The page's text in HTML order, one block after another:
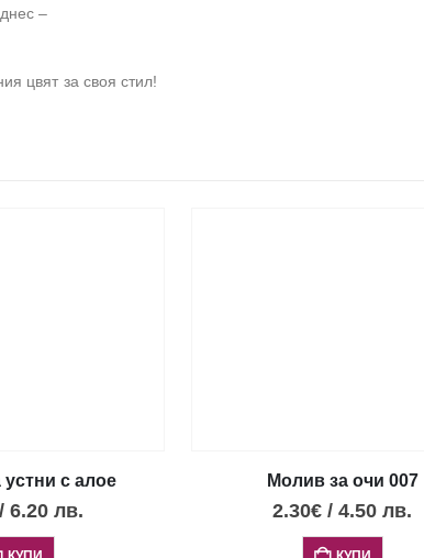
–
цвят за своя стил!
устни с алое
/ 6.20 лв.
Молив за очи 007
2.30€ / 4.50 лв.